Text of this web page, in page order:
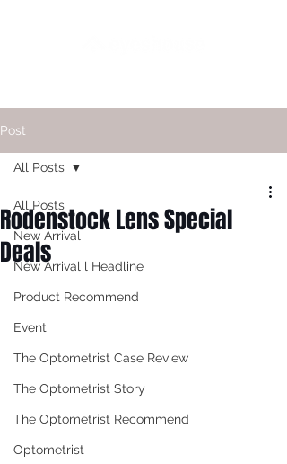
Post
All Posts
New Arrival
New Arrival l Headline
Product Recommend
Event
The Optometrist Case Review
The Optometrist Story
The Optometrist Recommend
Optometrist
All Posts
Rodenstock Lens Special
Deals